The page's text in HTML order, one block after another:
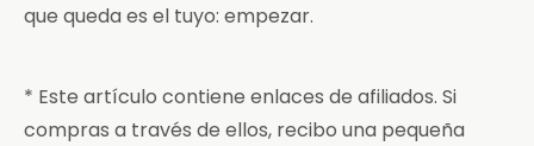
que queda es el tuyo: empezar.
* Este artículo contiene enlaces de afiliados. Si
compras a través de ellos, recibo una pequeña